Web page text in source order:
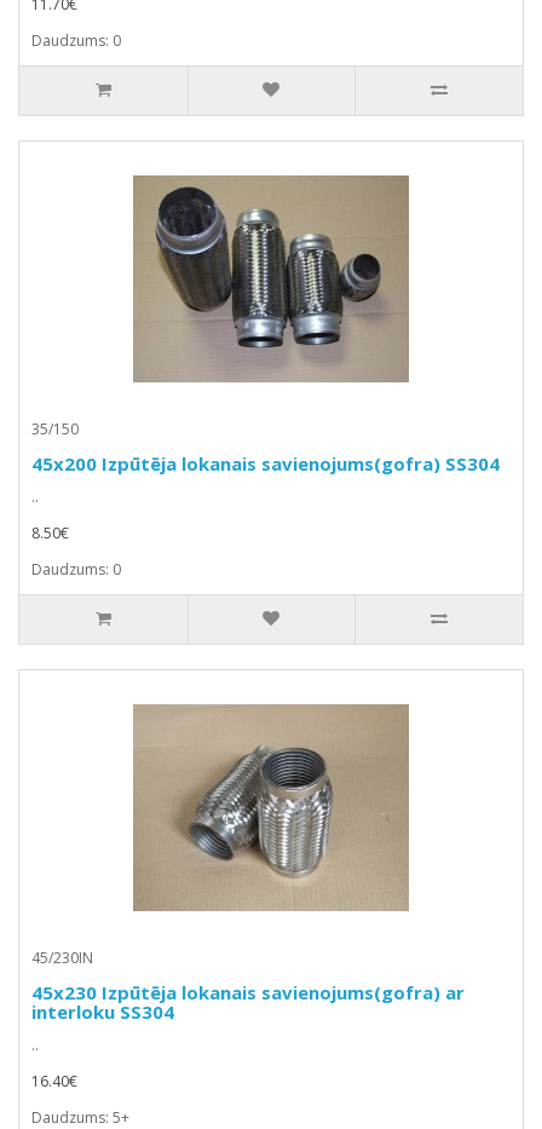
11.70€
Daudzums: 0
35/150
45x200 Izpūtēja lokanais savienojums(gofra) SS304
..
8.50€
Daudzums: 0
45/230IN
45x230 Izpūtēja lokanais savienojums(gofra) ar
interloku SS304
..
16.40€
Daudzums: 5+